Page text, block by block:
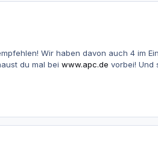
Wir haben davon auch 4 im
du mal bei www.apc.de vorbei! Und